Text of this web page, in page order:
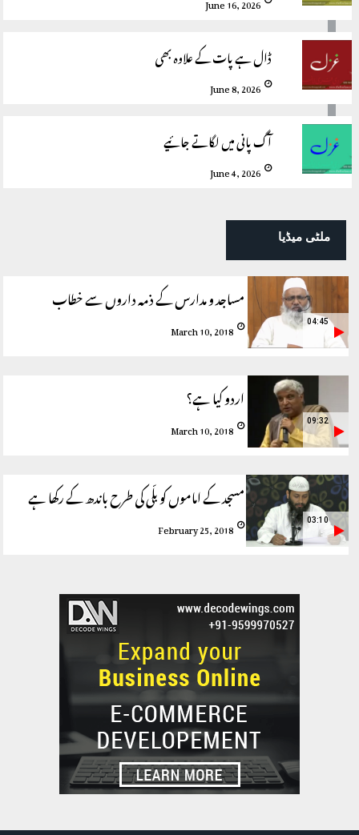
ڈال ہے پات کے علاوہ بھی
June 8, 2026
آگ پانی میں لگاتے جائیے
June 4, 2026
ملٹی میڈیا
مساجد و مدارس کے ذمہ داروں سے خطاب
March 10, 2018 04:45
اردو کیا ہے؟
March 10, 2018 09:32
مسجد کے اماموں کو بلّی کی طرح باندھ کے رکھا ہے
February 25, 2018 03:10